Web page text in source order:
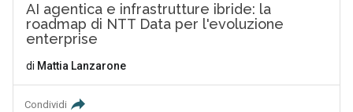
AI agentica e infrastrutture ibride: la
roadmap di NTT Data per l'evoluzione
enterprise
di Mattia Lanzarone
Condividi